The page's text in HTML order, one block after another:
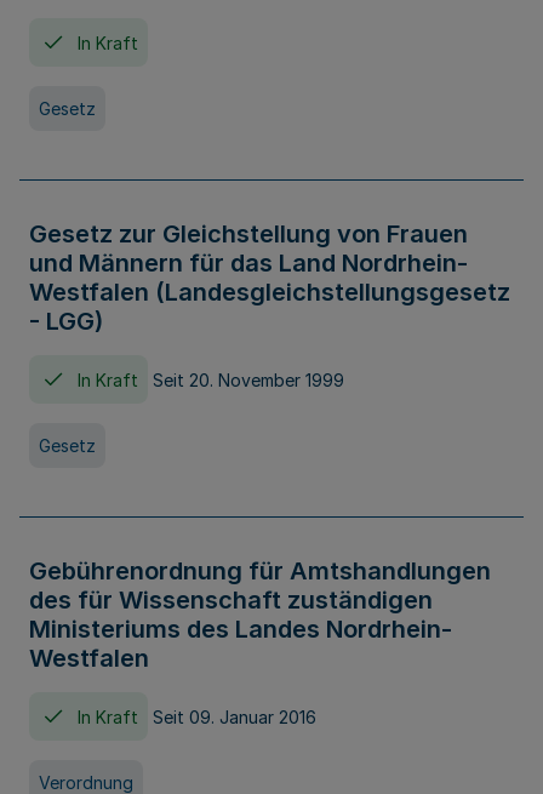
In Kraft
Gesetz
Gesetz zur Gleichstellung von Frauen
und Männern für das Land Nordrhein-
Westfalen (Landesgleichstellungsgesetz
- LGG)
In Kraft Seit 20. November 1999
Gesetz
Gebührenordnung für Amtshandlungen
des für Wissenschaft zuständigen
Ministeriums des Landes Nordrhein-
Westfalen
In Kraft Seit 09. Januar 2016
Verordnung